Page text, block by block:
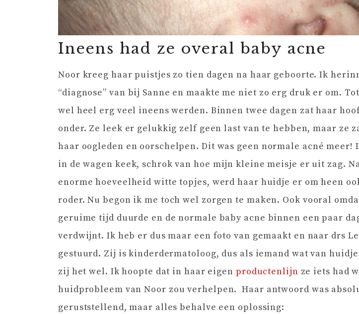
Ineens had ze overal baby acne
Noor kreeg haar puistjes zo tien dagen na haar geboorte. Ik
“diagnose” van bij Sanne en maakte me niet zo erg druk er om.
wel heel erg veel ineens werden. Binnen twee dagen zat haar
onder. Ze leek er gelukkig zelf geen last van te hebben, maar ze
haar oogleden en oorschelpen. Dit was geen normale acné meer!
in de wagen keek, schrok van hoe mijn kleine meisje er uit zag.
enorme hoeveelheid witte topjes, werd haar huidje er om heen
roder. Nu begon ik me toch wel zorgen te maken. Ook vooral
geruime tijd duurde en de normale baby acne binnen een paar
verdwijnt. Ik heb er dus maar een foto van gemaakt en naar drs
gestuurd. Zij is kinderdermatoloog, dus als iemand wat van
zij het wel. Ik hoopte dat in haar eigen productenlijn ze iets had
huidprobleem van Noor zou verhelpen. Haar antwoord was
geruststellend, maar alles behalve een oplossing: